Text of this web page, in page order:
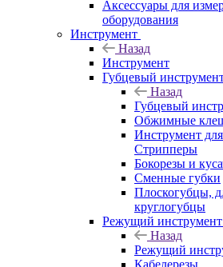
Аксессуары для
оборудования
Инструмент
Назад
Инструмент
Губцевый
Назад
Губцевый
Обжимные
Инструмент
Стрипперы
Бокорезы и
Сменные губки
Плоскогубцы,
круглогубцы
Режущий инструмент
Назад
Режущий
Кабелерезы